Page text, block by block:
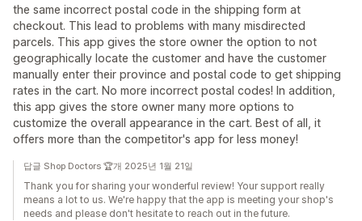
the same incorrect postal code in the shipping form at
checkout. This lead to problems with many misdirected
parcels. This app gives the store owner the option to not
geographically locate the customer and have the customer
manually enter their province and postal code to get shipping
rates in the cart. No more incorrect postal codes! In addition,
this app gives the store owner many more options to
customize the overall appearance in the cart. Best of all, it
offers more than the competitor's app for less money!
답글 Shop Doctors 🏆개 2025년 1월 21일
Thank you for sharing your wonderful review! Your support really
means a lot to us. We're happy that the app is meeting your shop's
needs and please don't hesitate to reach out in the future.